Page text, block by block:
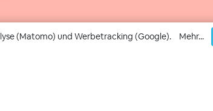
(Matomo) und Werbetracking (Google). Mehr...